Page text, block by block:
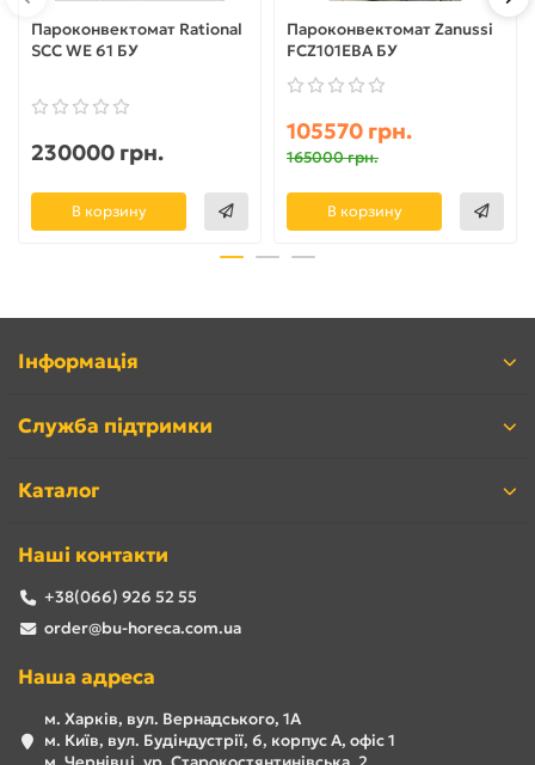
Пароконвектомат Rational
SCC WE 61 БУ
230000 грн.
В корзину
Пароконвектомат Zanussi
FCZ101EBA БУ
105570 грн.
165000 грн.
В корзину
Інформація
Служба підтримки
Каталог
Наші контакти
+38(066) 926 52 55
order@bu-horeca.com.ua
Наша адреса
м. Харків, вул. Вернадського, 1А
м. Київ, вул. Будіндустрії, 6, корпус А, офіс 1